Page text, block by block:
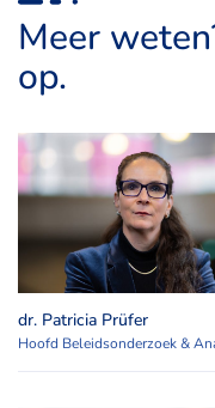
Meer
op.
dr. Patricia Prüfer
Hoofd Beleidsonderzoek &